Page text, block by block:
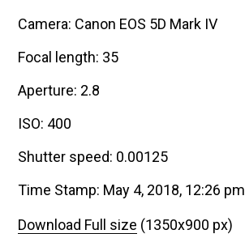
Camera: Canon EOS 5D Mark IV
Focal length: 35
Aperture: 2.8
ISO: 400
Shutter speed: 0.00125
Time Stamp: May 4, 2018, 12:26 pm
Download Full size (1350x900 px)